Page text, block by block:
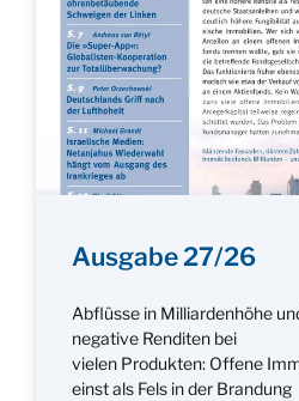
Ausgabe 27/26
Abflüsse in Milliardenhöhe
negative Renditen bei
vielen Produkten: Offene
einst als Fels in der Brandung